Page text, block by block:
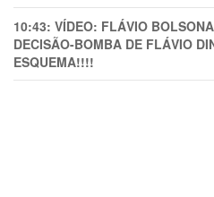
10:43: VÍDEO: FLÁVIO
DECISÃO-BOMBA DE FLÁVIO
ESQUEMA!!!!